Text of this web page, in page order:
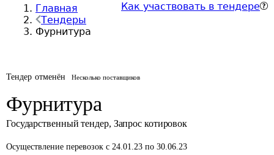
Главная
Тендеры
Фурнитура
Как участвовать в тендере
Тендер отменён Несколько поставщиков
Фурнитура
Государственный тендер, Запрос котировок
Осуществление перевозок с 24.01.23 по 30.06.23